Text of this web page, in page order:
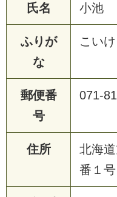
氏名 小池
ふりが
な
こい
郵便番
号
071-
住所
北海
番１号